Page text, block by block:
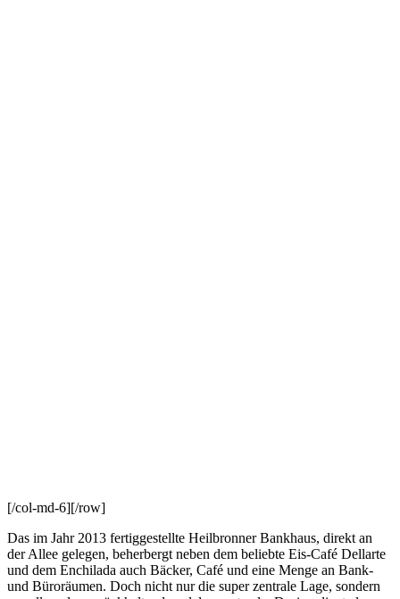
[/col-md-6][/row]
Das im Jahr 2013 fertiggestellte Heilbronner Bankhaus, direkt an
der Allee gelegen, beherbergt neben dem beliebte Eis-Café Dellarte
und dem Enchilada auch Bäcker, Café und eine Menge an Bank-
und Büroräumen. Doch nicht nur die super zentrale Lage, sondern